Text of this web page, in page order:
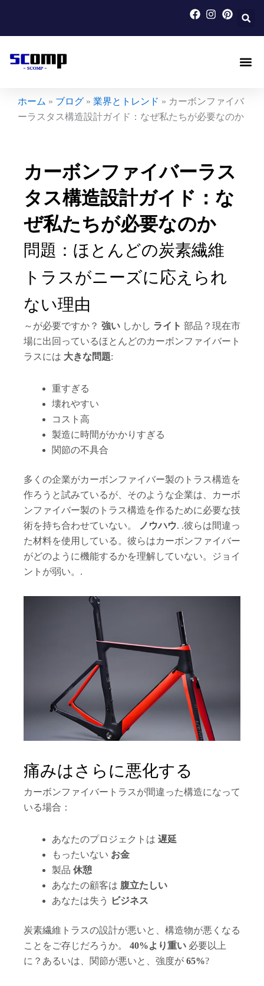
を
ホーム » ブログ » 業界とトレンド » カーボンファイバ
ーラスタス構造設計ガイド：なぜ私たちが必要なのか
カーボンファイバーラス
タス構造設計ガイド：な
ぜ私たちが必要なのか
問題：ほとんどの炭素繊維
トラスがニーズに応えられ
ない理由
～が必要ですか？ 強い しかし ライト 部品？現在市
場に出回っているほとんどのカーボンファイバート
ラスには 大きな問題:
重すぎる
壊れやすい
コスト高
製造に時間がかかりすぎる
関節の不具合
多くの企業がカーボンファイバー製のトラス構造を
作ろうと試みているが、そのような企業は、カーボ
ンファイバー製のトラス構造を作るために必要な技
術を持ち合わせていない。
ノウハウ. .彼らは間違っ
た材料を使用している。彼らはカーボンファイバー
がどのように機能するかを理解していない。ジョイ
ントが弱い。.
痛みはさらに悪化する
カーボンファイバートラスが間違った構造になって
いる場合：
あなたのプロジェクトは 遅延
もったいない お金
製品 休憩
あなたの顧客は 腹立たしい
あなたは失う
ビジネス
炭素繊維トラスの設計が悪いと、構造物が悪くなる
ことをご存じだろうか。 40%より重い 必要以上
に？あるいは、関節が悪いと、強度が 65%?